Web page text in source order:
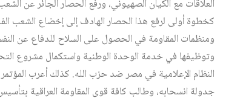
العلاقات مع الكيان الصهيوني، ورفع الحصار الجائر
كخطوة أولى لرفع هذا الحصار الهادف إلى إخضاع الشعب
ومنظمات المقاومة في الحصول على السلاح للدفاع عن
وتوظيفها في خدمة الوحدة الوطنية واستكمال مشروع
النظام الإعلامية في مصر ضد حزب الله. كذلك أعرب
جدولة انسحابه، وطالب كافة قوى المقاومة العراقية